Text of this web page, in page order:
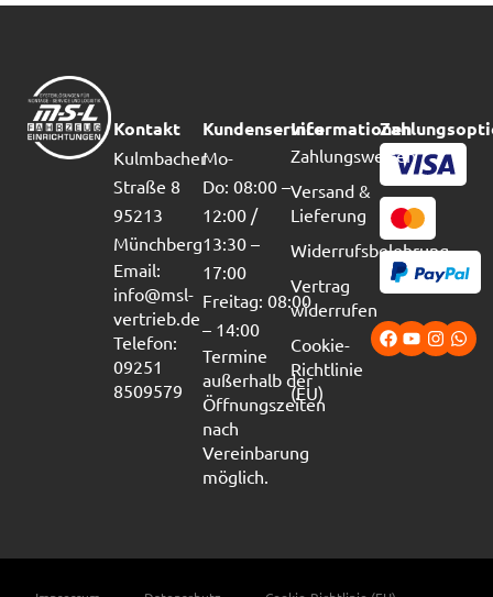
Kontakt
Kulmbacher
Straße 8
95213
Münchberg
Email:
info@msl-
vertrieb.de
Telefon:
09251
8509579
Kundenservice
Mo-
Do: 08:00 –
12:00 /
13:30 –
17:00
Freitag: 08:00
– 14:00
Termine
außerhalb der
Öffnungszeiten
nach
Vereinbarung
möglich.
Informationen
Zahlungsweisen
Versand &
Lieferung
Widerrufsbelehrung
Vertrag
widerrufen
Cookie-
Richtlinie
(EU)